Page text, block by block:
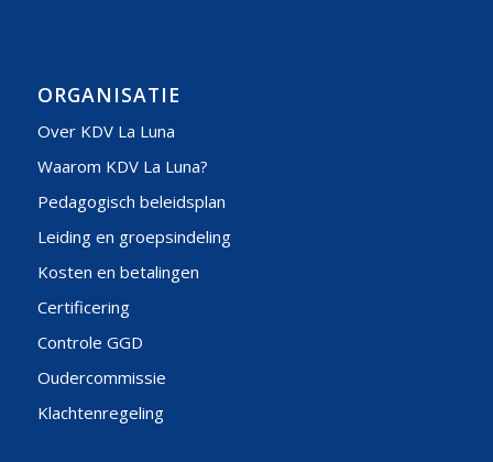
ORGANISATIE
Over KDV La Luna
Waarom KDV La Luna?
Pedagogisch beleidsplan
Leiding en groepsindeling
Kosten en betalingen
Certificering
Controle GGD
Oudercommissie
Klachtenregeling